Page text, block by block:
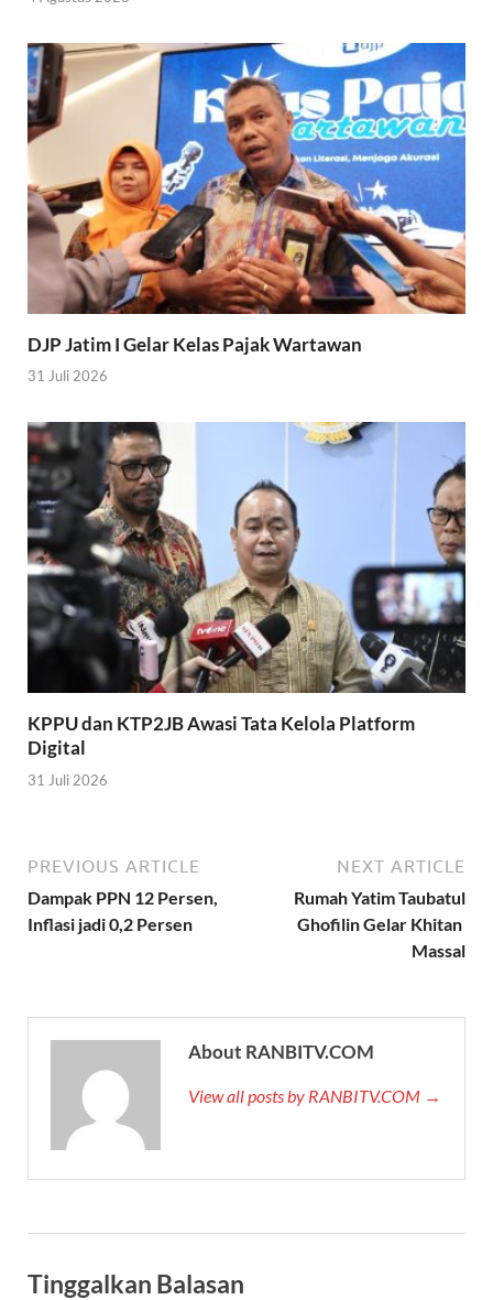
DJP Jatim I Gelar Kelas Pajak Wartawan
31 Juli 2026
KPPU dan KTP2JB Awasi Tata Kelola Platform
Digital
31 Juli 2026
PREVIOUS ARTICLE
Dampak PPN 12 Persen,
Inflasi jadi 0,2 Persen
NEXT ARTICLE
Rumah Yatim Taubatul
Ghofilin Gelar Khitan
Massal
About RANBITV.COM
View all posts by RANBITV.COM →
Tinggalkan Balasan